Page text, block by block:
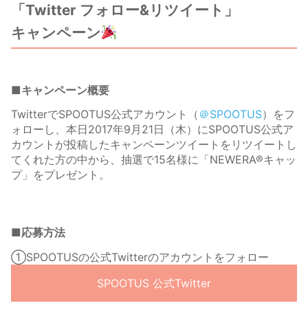
「Twitter フォロー&リツイート」
キャンペーン
■キャンペーン概要
TwitterでSPOOTUS公式アカウント（ ＠SPOOTUS）をフ
ォローし、本日2017年9月21日（木）にSPOOTUS公式ア
カウントが投稿したキャンペーンツイートをリツイートし
てくれた方の中から、抽選で15名様に「NEWERA®キャッ
プ」をプレゼント。
■応募方法
①SPOOTUSの公式Twitterのアカウントをフォロー
SPOOTUS 公式Twitter